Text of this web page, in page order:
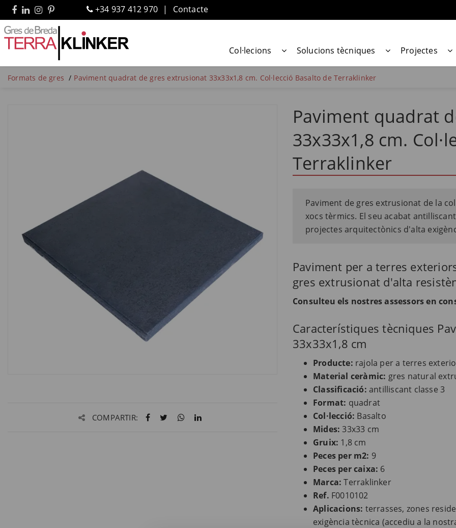
+34 937 412 970 Contacte
Col·lecions Solucions tècniques Projectes
Formats de gres Paviment quadrat de gres extrusionat 33x33x1,8 cm. Col·lecció Basalto de Terraklinker
COMPARTIR:
Paviment quadrat
33x33x1,8 cm.
Terraklinker
Paviment de gres extrusionat de la
xocs tèrmics. El seu acabat
projectes arquitectònics d'alta
Paviment per a terres
gres extrusionat d'alta
Consulteu els nostres assessors en
Característiques tècniques
33x33x1,8 cm
Producte: rajola per a terres
Material ceràmic: gres natural
Classificació: antilliscant classe 3
Format: quadrat
Col·lecció: Basalto
Mides: 33x33 cm
Gruix: 1,8 cm
Peces per m2: 9
Peces per caixa: 6
Marca: Terraklinker
Ref. F0010102
Aplicacions: terrasses, zones
exigència tècnica (accediu a la